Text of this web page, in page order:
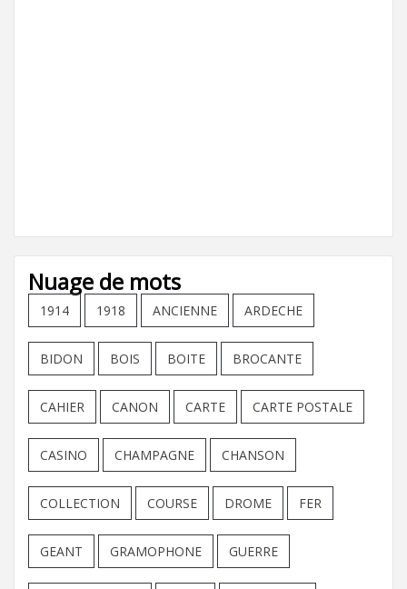
Nuage de mots
1914 1918 ANCIENNE ARDECHE
BIDON BOIS BOITE BROCANTE
CAHIER CANON CARTE CARTE POSTALE
CASINO CHAMPAGNE CHANSON
COLLECTION COURSE DROME FER
GEANT GRAMOPHONE GUERRE